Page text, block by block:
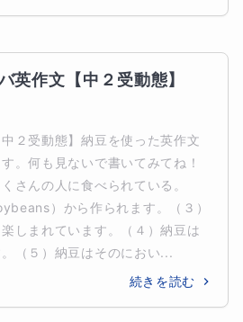
英作文【中２受動態】
２受動態】納豆を使った英作文
。何も見ないで書いてみてね！
さんの人に食べられている。
）から作られます。（３）
しまれています。（４）納豆は
（５）納豆はそのにおい...
続きを読む